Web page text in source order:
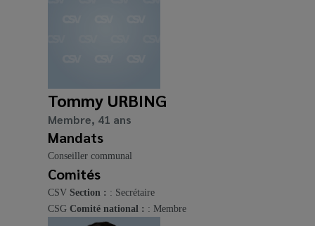
Tommy URBING
Membre, 41 ans
Mandats
Conseiller communal
Comités
CSV Section : : Secrétaire
CSG Comité national : : Membre